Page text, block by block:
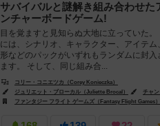
ファンタジー フライト ゲームズ（Fantasy Flight
サバイバルと謎解き組み合わせた
ンチャーボードゲーム!
目を覚ますと見知らぬ大地に立っていた。
には、シナリオ、キャラクター、アイテム
形などのパックがいずれもランダムに封入
ます。 そして、同じ組み合...
コリー・コニエツカ（Corey Konieczka）
ジュリエット・ブローカル（Juliette Brocal）
チャン・チ
ファンタジー フライト ゲームズ（Fantasy Flight Games）